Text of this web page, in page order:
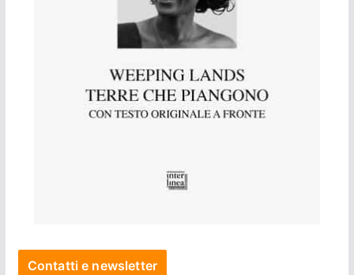
Contatti e newsletter